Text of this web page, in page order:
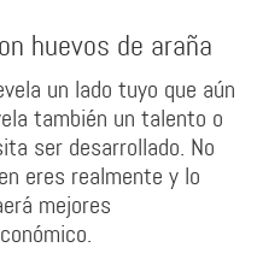
huevos de araña
un lado tuyo que aún
también un talento o
ser desarrollado. No
eres realmente y lo
mejores